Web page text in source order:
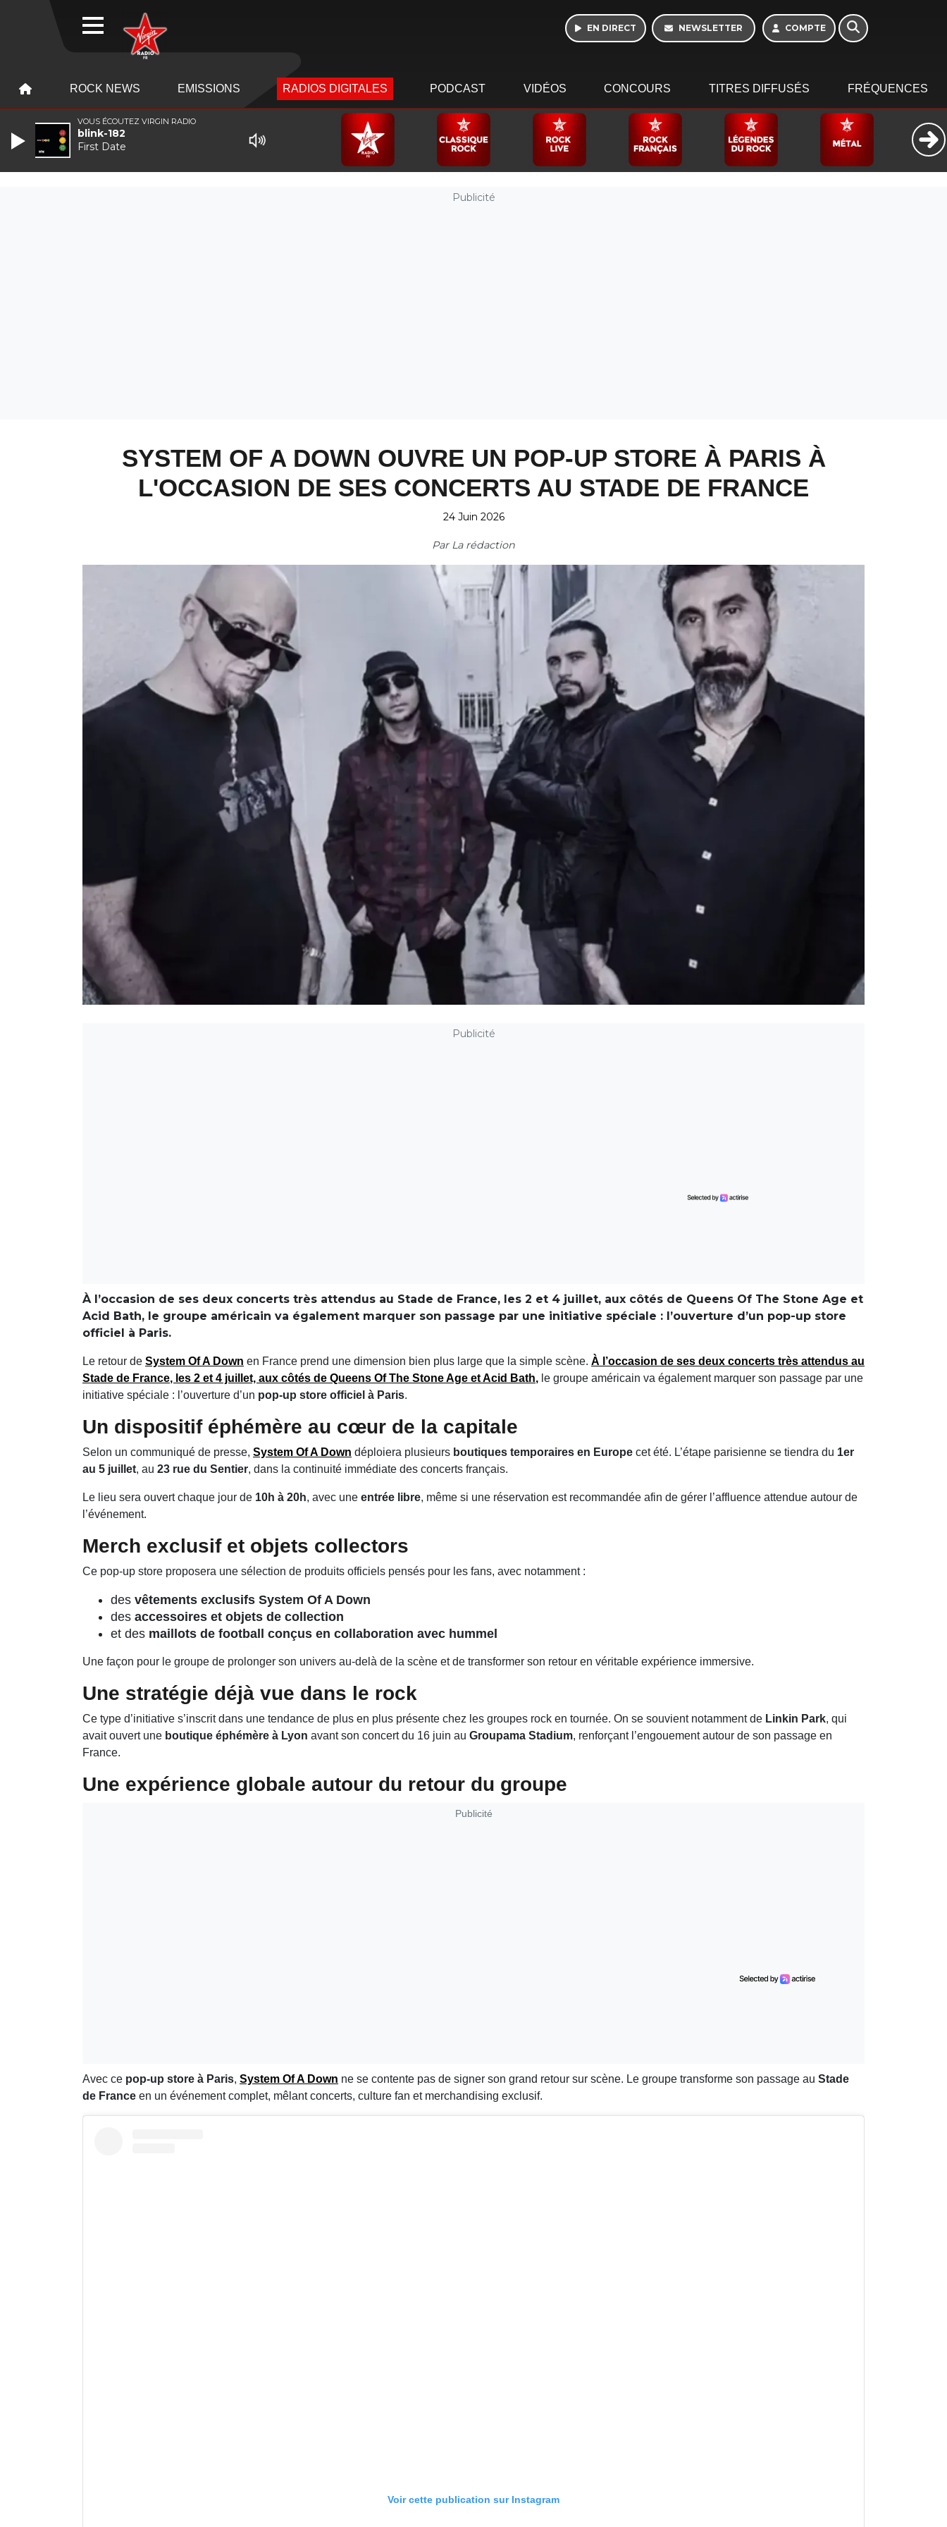
EN DIRECT NEWSLETTER COMPTE
ROCK NEWS EMISSIONS RADIOS DIGITALES PODCAST VIDÉOS CONCOURS TITRES DIFFUSÉS FRÉQUENCES
Publicité
SYSTEM OF A DOWN OUVRE UN POP-UP STORE À PARIS À
L'OCCASION DE SES CONCERTS AU STADE DE FRANCE
24 Juin 2026
Par La rédaction
Publicité
À l’occasion de ses deux concerts très attendus au Stade de France, les 2 et 4 juillet, aux côtés de Queens Of The Stone Age et
Acid Bath, le groupe américain va également marquer son passage par une initiative spéciale : l’ouverture d’un pop-up store
officiel à Paris.
Le retour de System Of A Down en France prend une dimension bien plus large que la simple scène. À l’occasion de ses deux concerts très attendus au
Stade de France, les 2 et 4 juillet, aux côtés de Queens Of The Stone Age etAcid Bath, le groupe américain va également marquer son passage par une
initiative spéciale : l’ouverture d’un pop-up store officiel à Paris.
Un dispositif éphémère au cœur de la capitale
Selon un communiqué de presse, System Of A Down déploiera plusieurs boutiques temporaires en Europe cet été. L’étape parisienne se tiendra du 1er
au 5 juillet, au 23 rue du Sentier, dans la continuité immédiate des concerts français.
Le lieu sera ouvert chaque jour de 10h à 20h, avec une entrée libre, même si une réservation est recommandée afin de gérer l’affluence attendue autour de
l’événement.
Merch exclusif et objets collectors
Ce pop-up store proposera une sélection de produits officiels pensés pour les fans, avec notamment :
des vêtements exclusifs System Of A Down
des accessoires et objets de collection
et des maillots de football conçus en collaboration avec hummel
Une façon pour le groupe de prolonger son univers au-delà de la scène et de transformer son retour en véritable expérience immersive.
Une stratégie déjà vue dans le rock
Ce type d’initiative s’inscrit dans une tendance de plus en plus présente chez les groupes rock en tournée. On se souvient notamment de Linkin Park, qui
avait ouvert une boutique éphémère à Lyon avant son concert du 16 juin au Groupama Stadium, renforçant l’engouement autour de son passage en
France.
Une expérience globale autour du retour du groupe
Publicité
Avec ce pop-up store à Paris, System Of A Down ne se contente pas de signer son grand retour sur scène. Le groupe transforme son passage au Stade
de France en un événement complet, mêlant concerts, culture fan et merchandising exclusif.
Voir cette publication sur Instagram
VOUS ÉCOUTEZ VIRGIN RADIO
blink-182
First Date
WEBRADIO